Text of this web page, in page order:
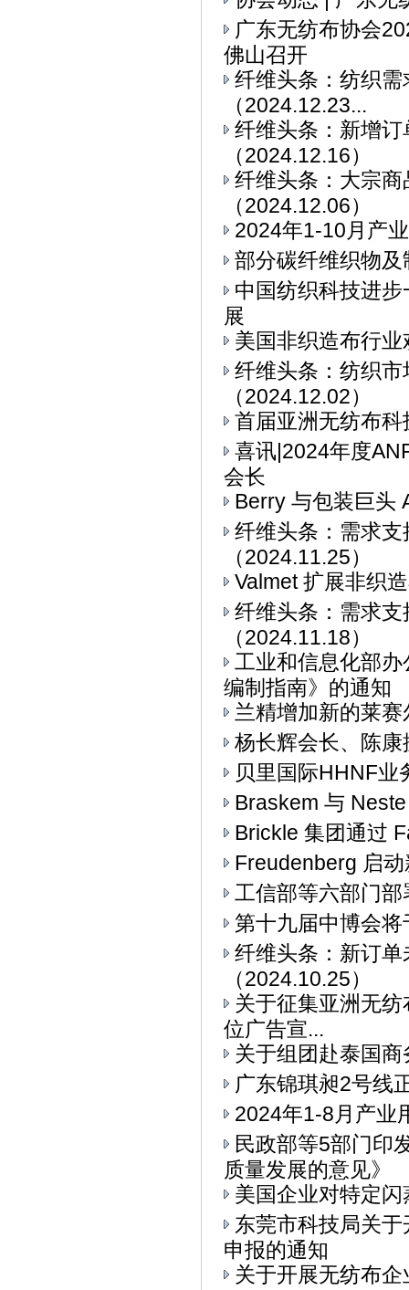
广东无纺布协会
佛山召开
纤维头条：纺织
（2024.12.23...
纤维头条：新增
（2024.12.16）
纤维头条：大宗
（2024.12.06）
2024年1-10月产
部分碳纤维织物
中国纺织科技进
展
美国非织造布行
纤维头条：纺织
（2024.12.02）
首届亚洲无纺布
喜讯|2024年度
会长
Berry 与包装巨头
纤维头条：需求
（2024.11.25）
Valmet 扩展非织
纤维头条：需求
（2024.11.18）
工业和信息化部
编制指南》的通知
兰精增加新的莱
杨长辉会长、陈
贝里国际HHNF业
Braskem 与
Brickle 集团通过
Freudenberg 启
工信部等六部门
第十九届中博会
纤维头条：新订
（2024.10.25）
关于征集亚洲无
位广告宣...
关于组团赴泰国
广东锦琪昶2号线
2024年1-8月产业
民政部等5部门印
质量发展的意见》
美国企业对特定
东莞市科技局关
申报的通知
关于开展无纺布